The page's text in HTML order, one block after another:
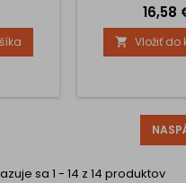
Cena
16,58
 Vložiť do
sa 1 - 14 z 14 produktov